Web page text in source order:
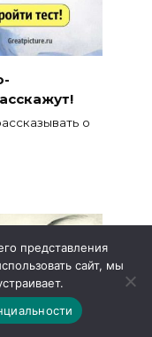
о
представления
сайт, мы